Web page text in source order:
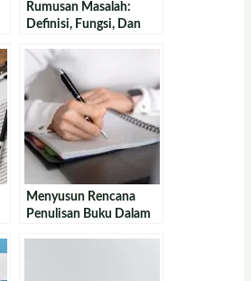
Rumusan Masalah:
Definisi, Fungsi, Dan
Menyusun Rencana
Penulisan Buku Dalam